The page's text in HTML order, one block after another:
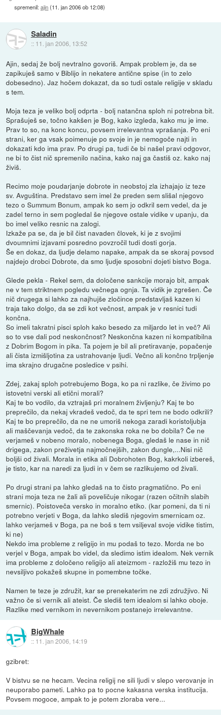
spremenil:ajin(11. jan 2006 ob 12:08)
Saladin
:: 11. jan 2006, 13:52
Ajin, sedaj že bolj nevtralno govoriš. Ampak problem je, da se
zapikuješ samo v Biblijo in nekatere antične spise (in to zelo
dobesedno). Jaz hočem dokazat, da so tudi ostale religije v skladu
s tem.
Moja teza je veliko bolj odprta - bolj natančna sploh ni potrebna bit.
Sprašuješ se, točno kakšen je Bog, kako izgleda, kako mu je ime.
Prav to so, na konc koncu, povsem irrelevantna vprašanja. Po eni
strani, ker ga vsak poimenuje po svoje in je nemogoče najti in
dokazati kdo ima prav. Po drugi pa, tudi če bi našel pravi odgovor,
ne bi to čist nič spremenilo načina, kako naj ga častiš oz. kako naj
živiš.
Recimo moje poudarjanje dobrote in neobstoj zla izhajajo iz teze
sv. Avguština. Predstavo sem imel že preden sem slišal njegovo
tezo o Summum Bonum, ampak ko sem jo odkril sem vedel, da je
zadel terno in sem pogledal še njegove ostale vidike v upanju, da
bo imel veliko resnic na zalogi.
Izkaže pa se, da je bil čist navaden človek, ki je z svojimi
dvoumnimi izjavami posredno povzročil tudi dosti gorja.
Še en dokaz, da ljudje delamo napake, ampak da se skoraj povsod
najdejo drobci Dobrote, da smo ljudje sposobni dojeti bistvo Boga.
Glede pekla - Rekel sem, da določene sankcije morajo bit, ampak
ne v tem striktnem pogledu večnega ognja. Ta vidik je zgrešen. Če
nič drugega si lahko za najhujše zločince predstavljaš kazen ki
traja tako dolgo, da se zdi kot večnost, ampak je v resnici tudi
končna.
So imeli takratni pisci sploh kako besedo za miljardo let in več? Ali
so to vse dali pod neskončnost? Neskončna kazen ni kompatibilna
z Dobrim Bogom in pika. Ta pojem je bil ali pretiravanje, popačenje
ali čista izmišljotina za ustrahovanje ljudi. Večno ali končno trpljenje
ima skrajno drugačne posledice v psihi.
Zdej, zakaj sploh potrebujemo Boga, ko pa ni razlike, če živimo po
istovetni verski ali etični morali?
Kaj te bo vodilo, da vztrajaš pri moralnem življenju? Kaj te bo
preprečilo, da nekaj vkradeš vedoč, da te spri tem ne bodo odkrili?
Kaj te bo preprečilo, da ne ne umoriš nekoga zaradi koristoljubja
ali maščevanja vedoč, da te zakonska roka ne bo dobila? Če ne
verjameš v nobeno moralo, nobenega Boga, gledaš le nase in nič
drigega, zakon preživetja najmočnejših, zakon đungle,...Nisi nič
boljši od živali. Morala in etika ali Dobrohoten Bog, kakrkoli izbereš,
je tisto, kar na naredi za ljudi in v čem se razlikujemo od živali.
Po drugi strani pa lahko gledaš na to čisto pragmatično. Po eni
strani moja teza ne žali ali poveličuje nikogar (razen očitnih slabih
smernic). Poistoveča versko in moralno etiko. (kar pomeni, da ti ni
potrebno verjeti v Boga, da lahko slediš njegovim smernicam oz.
lahko verjameš v Boga, pa ne boš s tem vsiljeval svoje vidike tistim,
ki ne)
Nekdo ima probleme z religijo in mu podaš to tezo. Morda ne bo
verjel v Boga, ampak bo videl, da sledimo istim idealom. Nek vernik
ima probleme z določeno religijo ali ateizmom - razložiš mu tezo in
nevsiljivo pokažeš skupne in pomembne točke.
Namen te teze je združit, kar se prenekaterim ne zdi združjivo. Ni
važno če si vernik ali ateist. Če slediš tem idealom si lahko oboje.
Razlike med vernikom in nevernikom postanejo irrelevantne.
BigWhale
:: 11. jan 2006, 14:19
gzibret:
V bistvu se ne hecam. Vecina religij ne sili ljudi v slepo verovanje in
neuporabo pameti. Lahko pa to pocne kakasna verska institucija.
Povsem mogoce, ampak to je potem zloraba vere...